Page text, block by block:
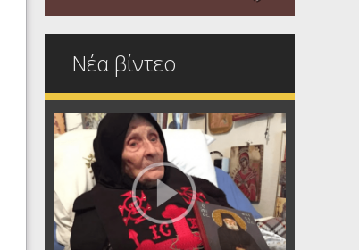
Νέα βίντεο